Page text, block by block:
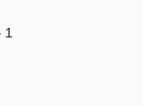
1